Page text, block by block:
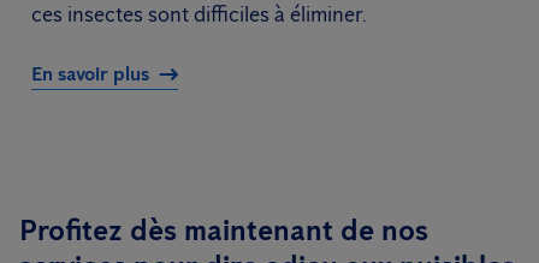
ces insectes sont difficiles à éliminer.
En savoir plus
Profitez dès maintenant de nos